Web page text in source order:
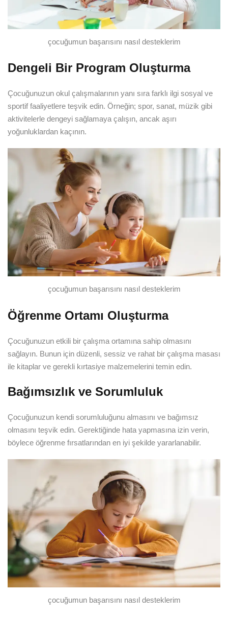
çocuğumun başarısını nasıl desteklerim
Dengeli Bir Program Oluşturma
Çocuğunuzun okul çalışmalarının yanı sıra farklı ilgi sosyal ve
sportif faaliyetlere teşvik edin. Örneğin; spor, sanat, müzik gibi
aktivitelerle dengeyi sağlamaya çalışın, ancak aşırı
yoğunluklardan kaçının.
çocuğumun başarısını nasıl desteklerim
Öğrenme Ortamı Oluşturma
Çocuğunuzun etkili bir çalışma ortamına sahip olmasını
sağlayın. Bunun için düzenli, sessiz ve rahat bir çalışma masası
ile kitaplar ve gerekli kırtasiye malzemelerini temin edin.
Bağımsızlık ve Sorumluluk
Çocuğunuzun kendi sorumluluğunu almasını ve bağımsız
olmasını teşvik edin. Gerektiğinde hata yapmasına izin verin,
böylece öğrenme fırsatlarından en iyi şekilde yararlanabilir.
çocuğumun başarısını nasıl desteklerim